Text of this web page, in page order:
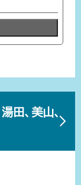
田、美山、